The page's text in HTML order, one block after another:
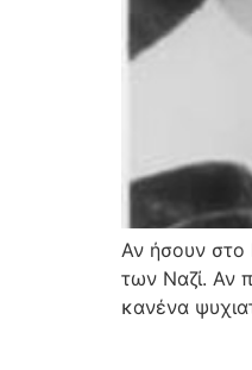
Αν ήσουν στο
των Ναζί. Αν
κανένα